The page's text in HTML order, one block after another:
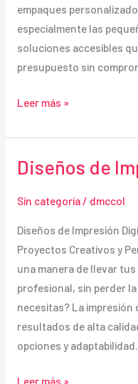
empaques
especialmente las
soluciones accesibles
presupuesto sin
Imprenta
Leer más »
Diseños de
Sin categoría/ dmccol
Diseños de Impresión
Proyectos Creativos y
una manera de llevar
profesional, sin perder
necesitas? La impresión
resultados de alta
opciones y
Diseños
Leer más »